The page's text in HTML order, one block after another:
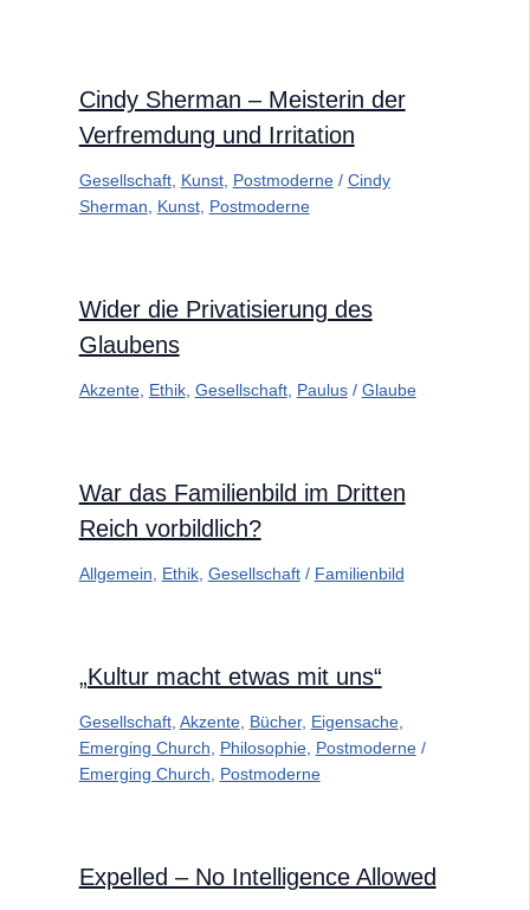
Cindy Sherman – Meisterin der
Verfremdung und Irritation
Gesellschaft, Kunst, Postmoderne/ Cindy
Sherman
Kunst, Postmoderne
Wider die Privatisierung des
Glaubens
Akzente, Ethik, Gesellschaft, Paulus/ Glaube
War das Familienbild im Dritten
Reich vorbildlich?
Allgemein Ethik, Gesellschaft/ Familienbild
„Kultur macht etwas mit uns“
Gesellschaft, Akzente, Bücher, Eigensache,
Emerging Church
Philosophie, Postmoderne/
Emerging Church
Postmoderne
Expelled – No Intelligence Allowed